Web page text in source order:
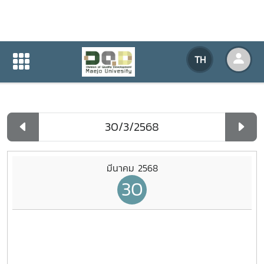
TH
ปฏิทินกิจกรรมของหน่วยงาน
ปฏิทินกิจกรรมของหน่วยงาน
มีนาคม 2568
30